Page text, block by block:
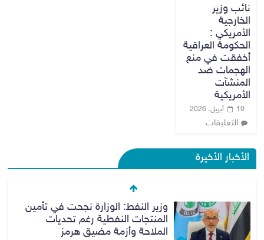
نائب وزير
الخارجية
الأمريكي :
الحكومة العراقية
أخفقت في منع
الهجمات ضد
المنشآت
الأمريكية
10 أبريل، 2026
التعليقات
الأخبار الأخيرة
وزير النفط: الوزارة نجحت في تأمين
المنتجات النفطية رغم تحديات
الملاحة وأزمة مضيق هرمز